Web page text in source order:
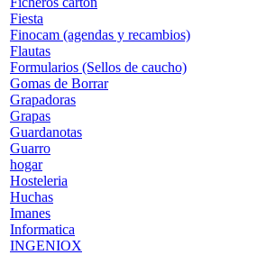
Fiesta
Finocam (agendas y recambios)
Flautas
Formularios (Sellos de caucho)
Gomas de Borrar
Grapadoras
Grapas
Guardanotas
Guarro
hogar
Hosteleria
Huchas
Imanes
Informatica
INGENIOX